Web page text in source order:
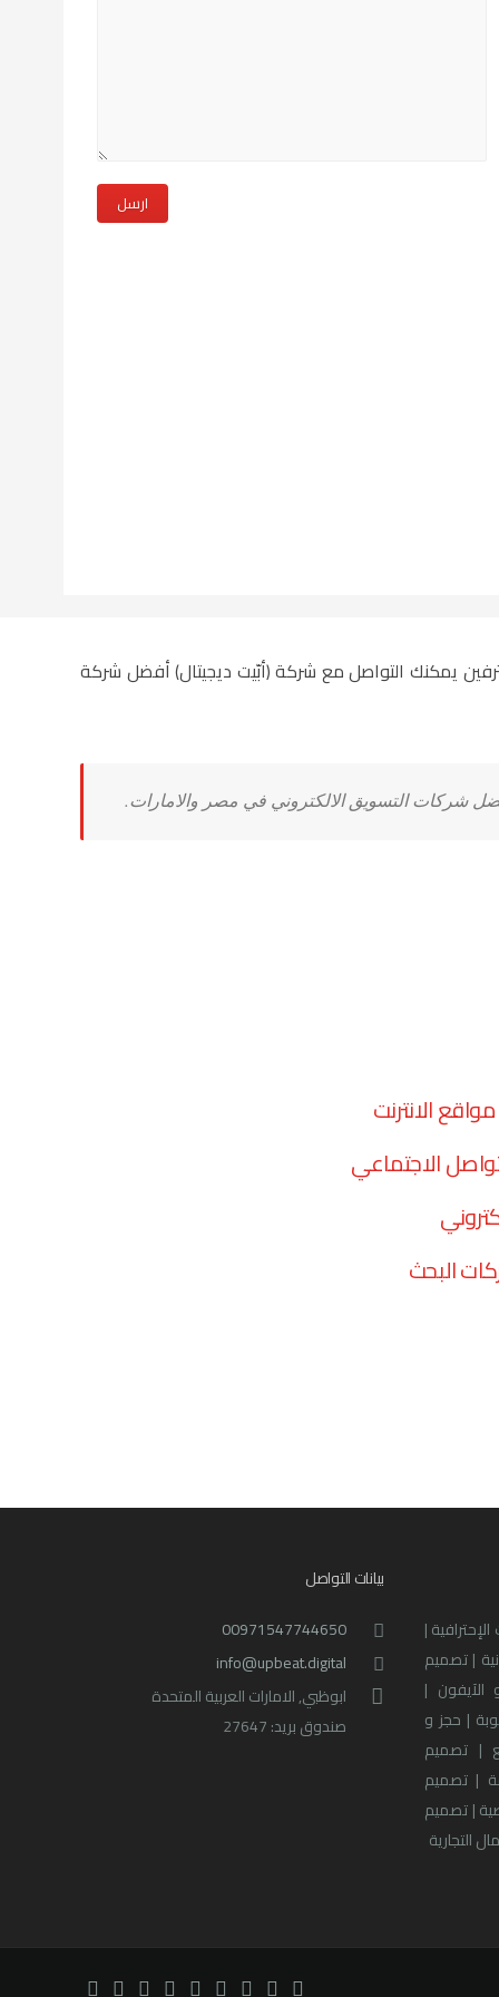
يمكنك التواصل مع شركة (أبّيت ديجيتال) أفضل شركة
شركات التسويق الالكتروني في مصر والامارات.
الانترنت
الاجتماعي
البحث
|
| تصميم
الآيفون |
| حجز و
| تصميم
| تصميم
| تصميم
التجارية
بيانات التواصل
00971547744650
info@upbeat.digital
ابوظبي, الامارات العربية المتحدة
صندوق بريد: 27647